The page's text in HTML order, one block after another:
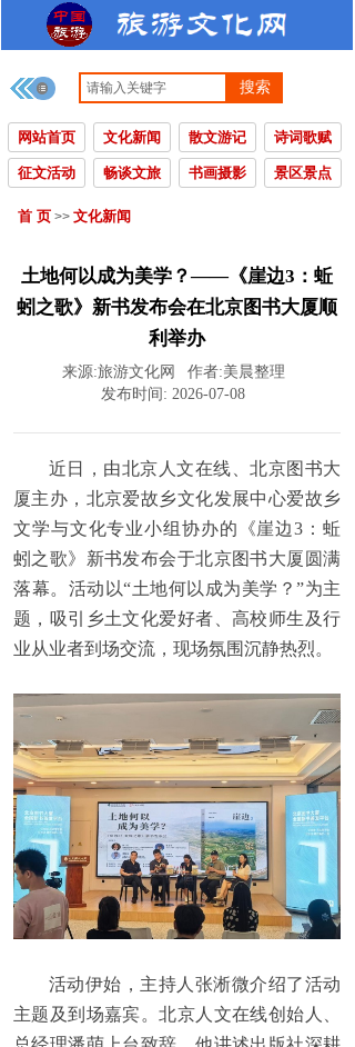
搜索
网站首页 文化新闻 散文游记 诗词歌赋
征文活动 畅谈文旅 书画摄影 景区景点
首 页 >> 文化新闻
土地何以成为美学？——《崖边3：蚯
蚓之歌》新书发布会在北京图书大厦顺
利举办
来源:旅游文化网 作者:美晨整理
发布时间: 2026-07-08
近日，由北京人文在线、北京图书大
厦主办，北京爱故乡文化发展中心爱故乡
文学与文化专业小组协办的《崖边3：蚯
蚓之歌》新书发布会于北京图书大厦圆满
落幕。活动以“土地何以成为美学？”为主
题，吸引乡土文化爱好者、高校师生及行
业从业者到场交流，现场氛围沉静热烈。
活动伊始，主持人张淅微介绍了活动
主题及到场嘉宾。北京人文在线创始人、